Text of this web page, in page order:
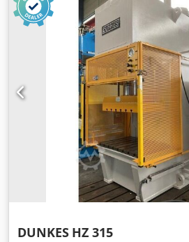
DUNKES HZ 315